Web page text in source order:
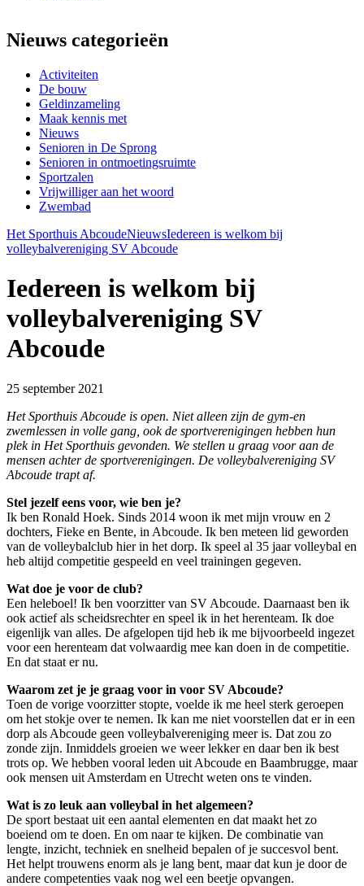
Nieuws categorieën
Activiteiten
De bouw
Geldinzameling
Maak kennis met
Nieuws
Senioren in De Sprong
Senioren in ontmoetingsruimte
Sportzalen
Vrijwilliger aan het woord
Zwembad
Het Sporthuis AbcoudeNieuwsIedereen is welkom bij
volleybalvereniging SV Abcoude
Iedereen is welkom bij
volleybalvereniging SV
Abcoude
25 september 2021
Het Sporthuis Abcoude is open. Niet alleen zijn de gym-en
zwemlessen in volle gang, ook de sportverenigingen hebben hun
plek in Het Sporthuis gevonden. We stellen u graag voor aan de
mensen achter de sportverenigingen. De volleybalvereniging SV
Abcoude trapt af.
Stel jezelf eens voor, wie ben je?
Ik ben Ronald Hoek. Sinds 2014 woon ik met mijn vrouw en 2
dochters, Fieke en Bente, in Abcoude. Ik ben meteen lid geworden
van de volleybalclub hier in het dorp. Ik speel al 35 jaar volleybal en
heb altijd competitie gespeeld en veel trainingen gegeven.
Wat doe je voor de club?
Een heleboel! Ik ben voorzitter van SV Abcoude. Daarnaast ben ik
ook actief als scheidsrechter en speel ik in het herenteam. Ik doe
eigenlijk van alles. De afgelopen tijd heb ik me bijvoorbeeld ingezet
voor een herenteam dat volwaardig mee kan doen in de competitie.
En dat staat er nu.
Waarom zet je je graag voor in voor SV Abcoude?
Toen de vorige voorzitter stopte, voelde ik me heel sterk geroepen
om het stokje over te nemen. Ik kan me niet voorstellen dat er in een
dorp als Abcoude geen volleybalvereniging meer is. Dat zou zo
zonde zijn. Inmiddels groeien we weer lekker en daar ben ik best
trots op. We hebben vooral leden uit Abcoude en Baambrugge, maar
ook mensen uit Amsterdam en Utrecht weten ons te vinden.
Wat is zo leuk aan volleybal in het algemeen?
De sport bestaat uit een aantal elementen en dat maakt het zo
boeiend om te doen. En om naar te kijken. De combinatie van
lengte, inzicht, techniek en snelheid bepalen of je succesvol bent.
Het helpt trouwens enorm als je lang bent, maar dat kun je door de
andere competenties vaak nog wel een beetje opvangen.